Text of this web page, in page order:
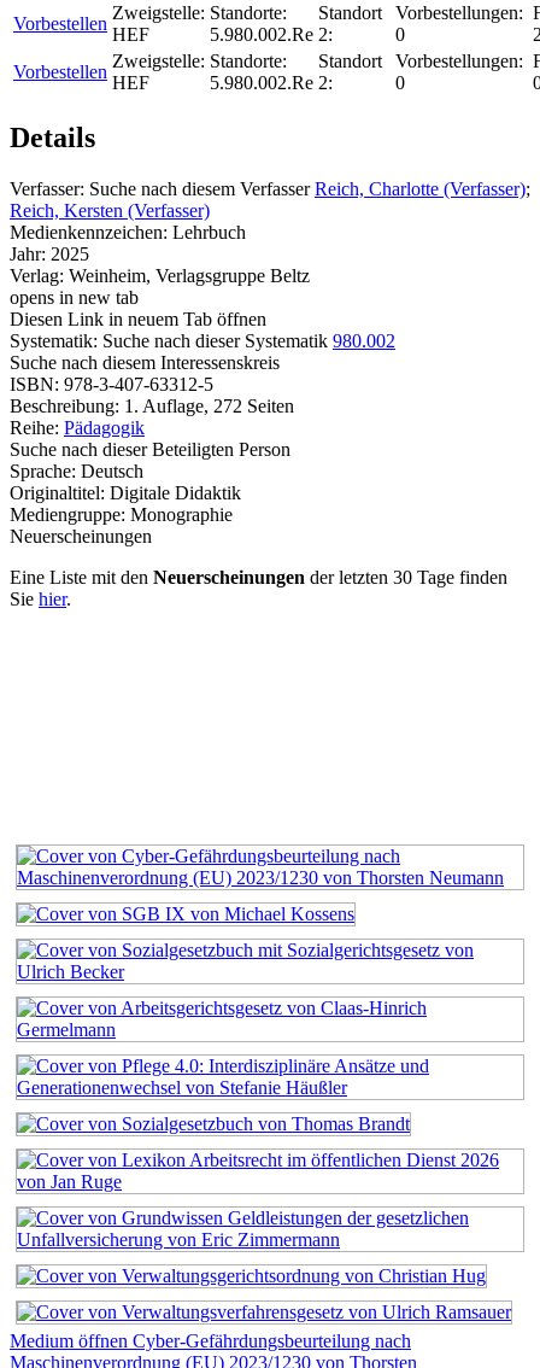
Vorbestellen
Zweigstelle:
HEF
Standorte:
5.980.002.Re
Standort
2:
Vorbestellungen:
0
Vorbestellen
Zweigstelle:
HEF
Standorte:
5.980.002.Re
Standort
2:
Vorbestellungen:
0
Details
Verfasser: Suche nach diesem Verfasser Reich, Charlotte (Verfasser);
Reich, Kersten (Verfasser)
Medienkennzeichen: Lehrbuch
Jahr: 2025
Verlag: Weinheim, Verlagsgruppe Beltz
opens in new tab
Diesen Link in neuem Tab öffnen
Systematik: Suche nach dieser Systematik 980.002
Suche nach diesem Interessenskreis
ISBN: 978-3-407-63312-5
Beschreibung: 1. Auflage, 272 Seiten
Reihe: Pädagogik
Suche nach dieser Beteiligten Person
Sprache: Deutsch
Originaltitel: Digitale Didaktik
Mediengruppe: Monographie
Neuerscheinungen
Eine Liste mit den Neuerscheinungen der letzten 30 Tage finden
Sie hier.
Medium öffnen Cyber-Gefährdungsbeurteilung nach
Maschinenverordnung (EU) 2023/1230 von Thorsten